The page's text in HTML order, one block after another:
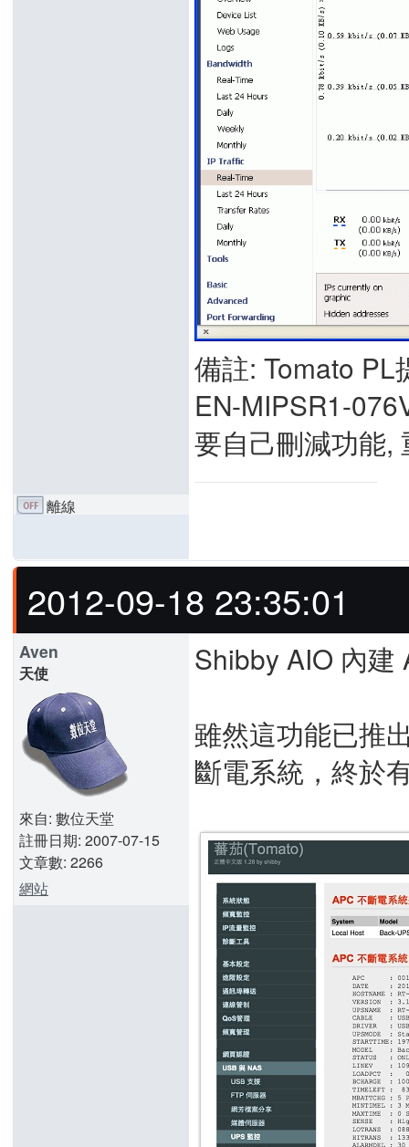
備註: Tomato
EN-MIPSR1-
要自己刪減功能,
離線
2012-09-18 23:35:01
Aven
天使
來自: 數位天堂
註冊日期: 2007-07-15
文章數: 2266
網站
Shibby AIO 內建
雖然這功能已推
斷電系統，終於